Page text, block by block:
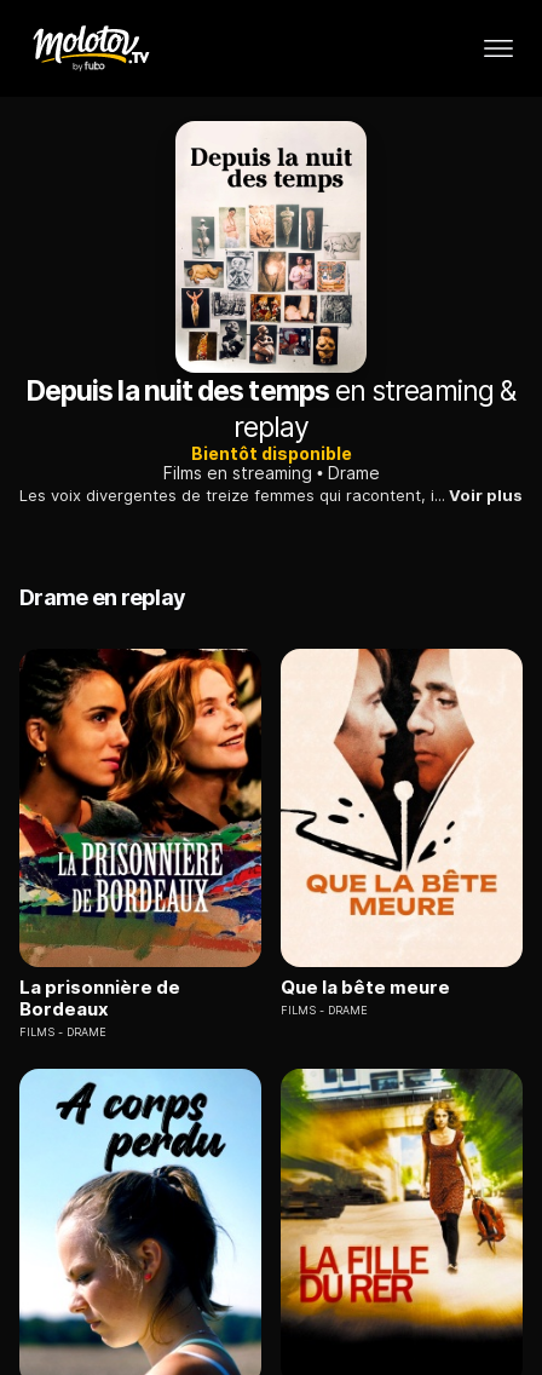
Depuis la nuit des tempsen streaming &
replay
Bientôt disponible
Films en streaming
Drame
Les voix divergentes de treize femmes qui racontent, interrogent ou critiquent, avec autant de sérieux que d'humour, les conditions d'accouchement en France. Voir plus
Drame en replay
La prisonnière de
Bordeaux
FILMS DRAME
Que la bête meure
FILMS DRAME